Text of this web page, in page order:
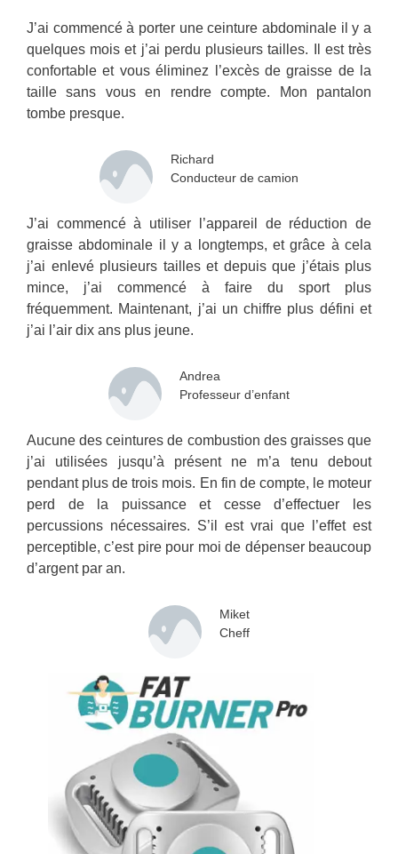
J’ai commencé à porter une ceinture abdominale il y a
quelques mois et j’ai perdu plusieurs tailles. Il est très
confortable et vous éliminez l’excès de graisse de la
taille sans vous en rendre compte. Mon pantalon
tombe presque.
Richard
Conducteur de camion
J’ai commencé à utiliser l’appareil de réduction de
graisse abdominale il y a longtemps, et grâce à cela
j’ai enlevé plusieurs tailles et depuis que j’étais plus
mince, j’ai commencé à faire du sport plus
fréquemment. Maintenant, j’ai un chiffre plus défini et
j’ai l’air dix ans plus jeune.
Andrea
Professeur d’enfant
Aucune des ceintures de combustion des graisses que
j’ai utilisées jusqu’à présent ne m’a tenu debout
pendant plus de trois mois. En fin de compte, le moteur
perd de la puissance et cesse d’effectuer les
percussions nécessaires. S’il est vrai que l’effet est
perceptible, c’est pire pour moi de dépenser beaucoup
d’argent par an.
Miket
Cheff